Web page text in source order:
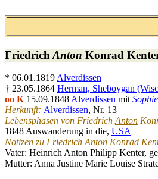
Friedrich Anton Konrad
* 06.01.1819Alverdissen
† 23.05.1864 Herman, Sheboygan
oo K15.09.1848Alverdissen mitSophie
Herkunft: Alverdissen, Nr. 13
Lebensphasen von FriedrichAnton
1848 Auswanderung in die, USA
Notizen zu FriedrichAnton Konrad
Vater: Heinrich Anton Philipp Kenter,
Mutter: Anna Justine Marie Louise